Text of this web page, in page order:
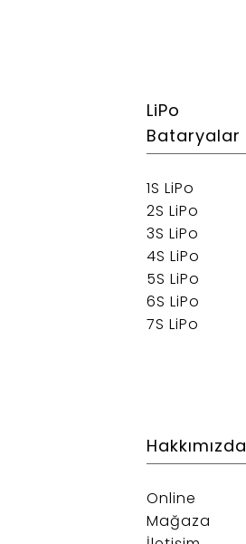
LiPo
Bataryalar
1S LiPo
2S LiPo
3S LiPo
4S LiPo
5S LiPo
6S LiPo
7S LiPo
Hakkımızda
Online
Mağaza